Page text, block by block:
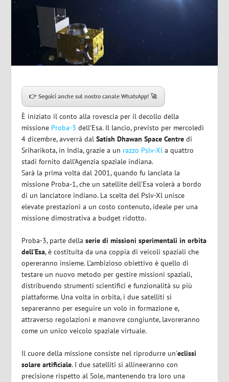
👉 Seguici anche sul nostro canale WhatsApp! 🚀
È iniziato il conto alla rovescia per il decollo della
missione Proba-3 dell’Esa. Il lancio, previsto per mercoledì
4 dicembre, avverrà dalSatish Dhawan Space Centre di
Sriharikota, in India, grazie a un razzo Pslv-Xl a quattro
stadi fornito dall’Agenzia spaziale indiana.
Sarà la prima volta dal 2001, quando fu lanciata la
missione Proba-1, che un satellite dell’Esa volerà a bordo
di un lanciatore indiano. La scelta del Pslv-Xl unisce
elevate prestazioni a un costo contenuto, ideale per una
missione dimostrativa a budget ridotto.
Proba-3, parte dellaserie di missioni sperimentali in orbita
dell’Esa, è costituita da una coppia di veicoli spaziali che
opereranno insieme. L’ambizioso obiettivo è quello di
testare un nuovo metodo per gestire missioni spaziali,
distribuendo strumenti scientifici e funzionalità su più
piattaforme. Una volta in orbita, i due satelliti si
separeranno per eseguire un volo in formazione e,
attraverso regolazioni e manovre congiunte, lavoreranno
come un unico veicolo spaziale virtuale.
Il cuore della missione consiste nel riprodurre un’eclissi
solare artificiale. I due satelliti si allineeranno con
precisione rispetto al Sole, mantenendo tra loro una